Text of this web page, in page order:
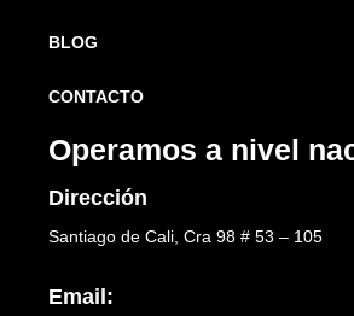
BLOG
CONTACTO
Operamos a nivel
Dirección
Santiago de Cali, Cra 98 # 53 – 105
Email: